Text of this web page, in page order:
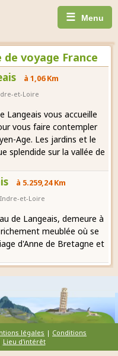
☰ Menu
de voyage France
à 1,06 Km
et-Loire
Langeais vous accueille
vous faire contempler
Age. Les jardins et le
splendide sur la vallée de
à 5.259,24 Km
Indre-et-Loire
de Langeais, demeure à
meublée où se
d'Anne de Bretagne et
légales | Conditions
Lieu d'intérêt